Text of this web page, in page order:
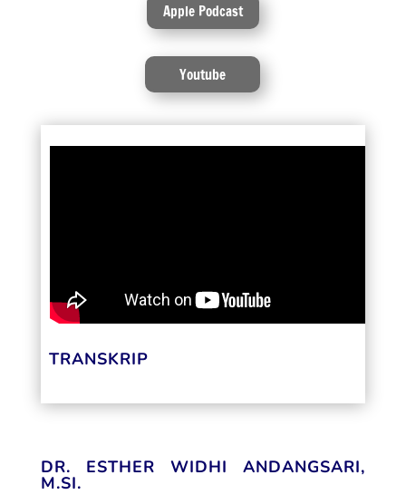
Apple Podcast
Youtube
TRANSKRIP
DR. ESTHER WIDHI ANDANGSARI,
M.SI.